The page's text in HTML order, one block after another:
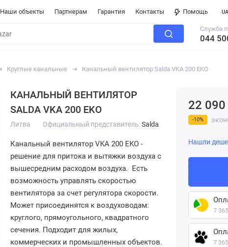
Наши объекты Партнерам Гарантия Контакты Помощь UA
Служба
044
Круглые канальные Канальный вентилятор Salda VKA 200 EKO
КАНАЛЬНЫЙ ВЕНТИЛЯТОР
SALDA VKA 200 EKO
Литва Официальный представитель:Salda
Канальный вентилятор VKA 200 EKO -
решение для притока и вытяжки воздуха с
вышесредним расходом воздуха. Есть
возможность управлять скоростью
вентилятора за счет регулятора скорости.
Может присоединятся к воздуховодам:
круглого, прямоугольного, квадратного
сечения. Подходит для жилых,
коммерческих и промышленных объектов.
22 090
-10%
Нашли
7
7